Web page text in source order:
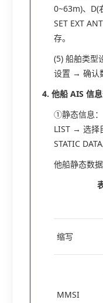
0~63m)、
SET EXT
存。
(5) 船舶类型
设置 → 确认
4. 他船 AIS 信息
①静态信息：
LIST → 选择
STATIC DATA
他船静态数
缩写
MMSI